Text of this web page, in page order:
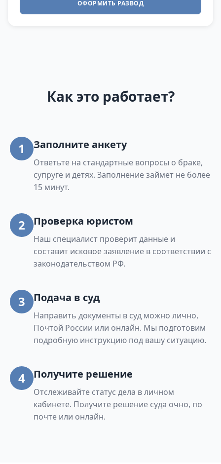
ОФОРМИТЬ РАЗВОД
Как это работает?
1 Заполните анкету
Ответьте на стандартные вопросы о браке,
супруге и детях. Заполнение займет не более
15 минут.
2 Проверка юристом
Наш специалист проверит данные и
составит исковое заявление в соответствии с
законодательством РФ.
3 Подача в суд
Направить документы в суд можно лично,
Почтой России или онлайн. Мы подготовим
подробную инструкцию под вашу ситуацию.
4 Получите решение
Отслеживайте статус дела в личном
кабинете. Получите решение суда очно, по
почте или онлайн.